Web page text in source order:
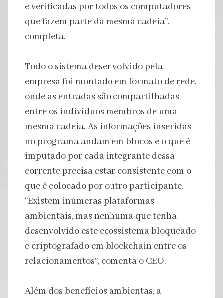
e verificadas por todos os computadores
que fazem parte da mesma cadeia”,
completa.
Todo o sistema desenvolvido pela
empresa foi montado em formato de rede,
onde as entradas são compartilhadas
entre os indivíduos membros de uma
mesma cadeia. As informações inseridas
no programa andam em blocos e o que é
imputado por cada integrante dessa
corrente precisa estar consistente com o
que é colocado por outro participante.
“Existem inúmeras plataformas
ambientais, mas nenhuma que tenha
desenvolvido este ecossistema bloqueado
e criptografado em blockchain entre os
relacionamentos”, comenta o CEO.
Além dos benefícios ambientas, a